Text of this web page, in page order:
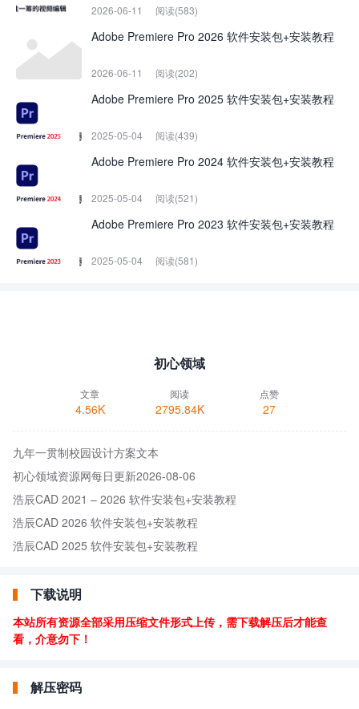
2026-06-11 阅读(583)
Adobe Premiere Pro 2026 软件安装包+安装教程
2026-06-11 阅读(202)
Adobe Premiere Pro 2025 软件安装包+安装教程
2025-05-04 阅读(439)
Adobe Premiere Pro 2024 软件安装包+安装教程
2025-05-04 阅读(521)
Adobe Premiere Pro 2023 软件安装包+安装教程
2025-05-04 阅读(581)
初心领域
文章
4.56K
阅读
2795.84K
点赞
27
九年一贯制校园设计方案文本
初心领域资源网每日更新2026-08-06
浩辰CAD 2021 – 2026 软件安装包+安装教程
浩辰CAD 2026 软件安装包+安装教程
浩辰CAD 2025 软件安装包+安装教程
下载说明
本站所有资源全部采用压缩文件形式上传，需下载解压后才能查
看，介意勿下！
解压密码